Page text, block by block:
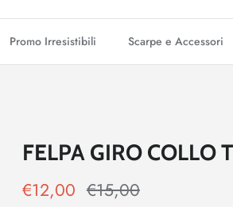
Promo Irresistibili Scarpe e Accessori
FELPA GIRO COLLO
€12,00 €15,00